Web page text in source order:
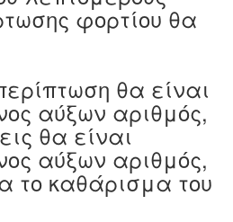
φορτίου θα
θα είναι
αύξων αριθμός,
θα είναι
αύξων αριθμός,
το καθάρισμα του